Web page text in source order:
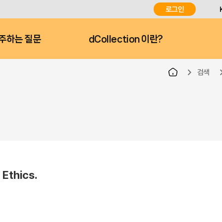
로그인
하는 질문 dCollection 이란?
검색